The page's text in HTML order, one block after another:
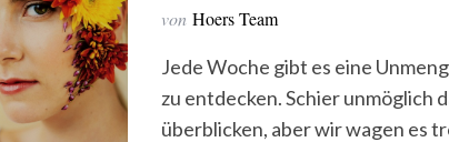
von Hoers Team
Jede Woche gibt es eine
zu entdecken. Schier unmöglich
überblicken, aber wir wagen es